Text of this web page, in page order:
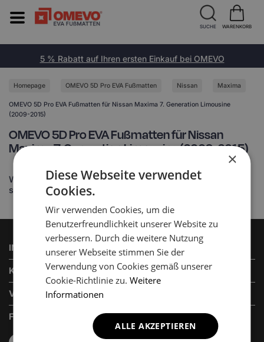
5 % Rabatt auf Ihren ersten Einkauf bei OMEVO
Homepage OMEVO 5D Pro EVA Fußmatten Nissan Maxima
OMEVO 5D Pro EVA Fußmatten für Nissan Maxima 7. Generation Limousine
(2009-2015)
OMEVO 5D Pro EVA Fußmatten für Nissan
Maxima 7. Generation Limousine (2009-2015)
Widget feedback/askavailable not found or settings is not
set
INFORMATIONEN
KUNDENSERVICE
VERKAUFSABTEILUNG
FOLGEN SIE UNS
SUCHE WARENKORB
×
Diese Webseite verwendet
Cookies.
Wir verwenden Cookies, um die
Benutzerfreundlichkeit unserer Website zu
verbessern. Durch die weitere Nutzung
unserer Webseite stimmen Sie der
Verwendung von Cookies gemäß unserer
Cookie-Richtlinie zu.Weitere
Informationen
ALLE AKZEPTIEREN